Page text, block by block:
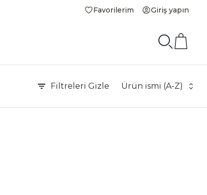
Favorilerim Giriş yapın
Filtreleri Gizle Ürün ismi (A-Z)